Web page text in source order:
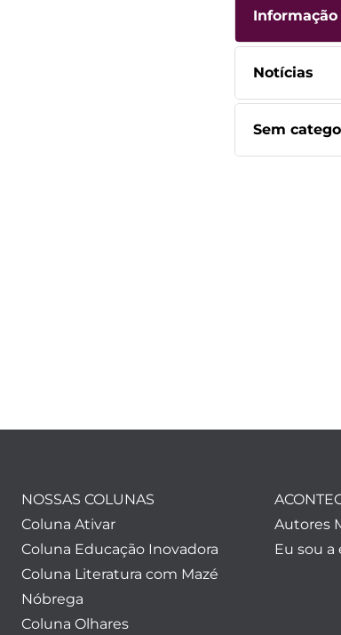
Notícias
Sem
NOSSAS COLUNAS
Coluna Ativar
Coluna Educação Inovadora
Coluna Literatura com Mazé
Nóbrega
Coluna Olhares
Autores
Eu sou a